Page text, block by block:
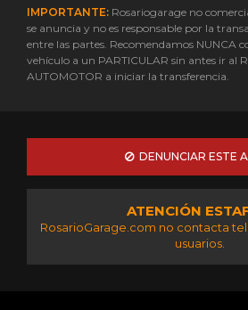
IMPORTANTE: Rosariogarage no
se anuncia y no es responsable por la
entre las partes. Recomendamos NUNCA
vehículo a un PARTICULAR sin antes ir al
AUTOMOTOR a iniciar la transferencia.
DENUNCIAR ESTE
ATENCIÓN
RosarioGarage.com no contacta
usuarios.